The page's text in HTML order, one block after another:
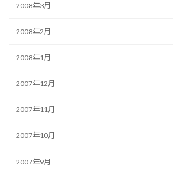
2008年3月
2008年2月
2008年1月
2007年12月
2007年11月
2007年10月
2007年9月